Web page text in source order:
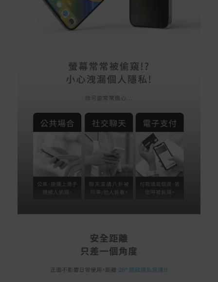
運宅配到府。
Acer旗下品牌商品除可宅配配送全台各地外，部分商品可
非Acer旗下品牌商品依配合廠商規範，可能會有無法配送
您可以於「我的訂單」內查詢訂單出貨狀態 (路徑：我的帳
實際的到貨時間依配合的物流商做安排，在無特殊狀況下
可在出貨後的兩個工作天內送達。
預購商品依商品頁面上的出貨時間安排，且有可能因實際
生產狀況有延後情況發生。
保固與售後服務
Acer旗下品牌商品保固期限與說明請參考此連結：
rranties
如有相關保固問題以及售後服務問題，您可以透過專線或